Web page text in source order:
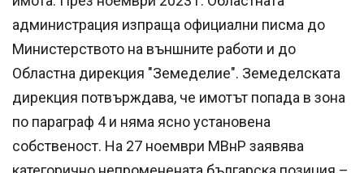
администрация изпраща официални писма до
Министерството на външните работи и до
Областна дирекция "Земеделие". Земеделската
дирекция потвърждава, че имотът попада в зона
по параграф 4 и няма ясно установена
собственост. На 27 ноември МВнР заявява